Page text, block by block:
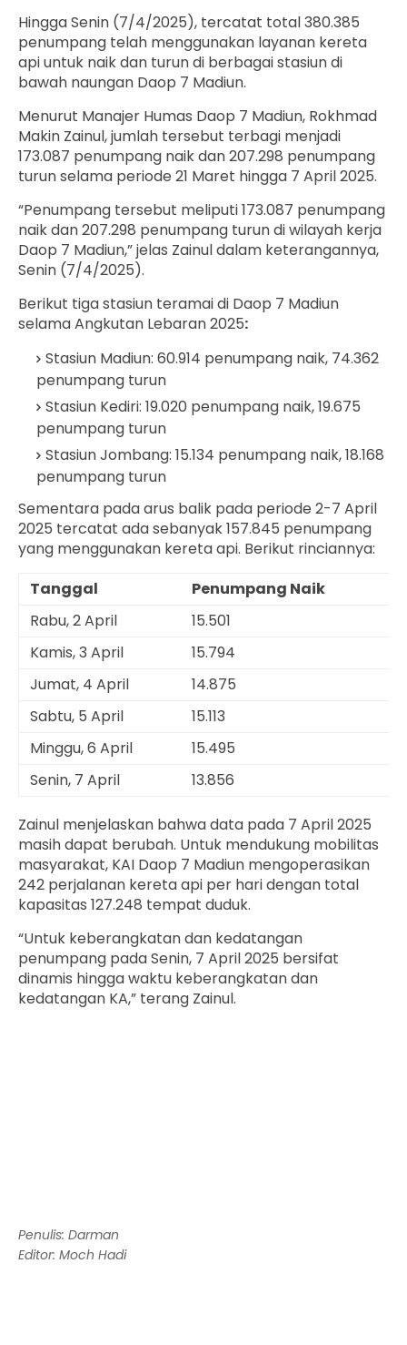
Hingga Senin (7/4/2025), tercatat total 380.385
penumpang telah menggunakan layanan kereta
api untuk naik dan turun di berbagai stasiun di
bawah naungan Daop 7 Madiun.
Menurut Manajer Humas Daop 7 Madiun, Rokhmad
Makin Zainul, jumlah tersebut terbagi menjadi
173.087 penumpang naik dan 207.298 penumpang
turun selama periode 21 Maret hingga 7 April 2025.
“Penumpang tersebut meliputi 173.087 penumpang
naik dan 207.298 penumpang turun di wilayah kerja
Daop 7 Madiun,” jelas Zainul dalam keterangannya,
Senin (7/4/2025).
Berikut tiga stasiun teramai di Daop 7 Madiun
selama Angkutan Lebaran 2025:
Stasiun Madiun: 60.914 penumpang naik, 74.362
penumpang turun
Stasiun Kediri: 19.020 penumpang naik, 19.675
penumpang turun
Stasiun Jombang: 15.134 penumpang naik, 18.168
penumpang turun
Sementara pada arus balik pada periode 2-7 April
2025 tercatat ada sebanyak 157.845 penumpang
yang menggunakan kereta api. Berikut rinciannya:
Tanggal
Penumpang Naik
Rabu, 2 April
15.501
Kamis, 3 April
15.794
Jumat, 4 April
14.875
Sabtu, 5 April
15.113
Minggu, 6 April
15.495
Senin, 7 April
13.856
Zainul menjelaskan bahwa data pada 7 April 2025
masih dapat berubah. Untuk mendukung mobilitas
masyarakat, KAI Daop 7 Madiun mengoperasikan
242 perjalanan kereta api per hari dengan total
kapasitas 127.248 tempat duduk.
“Untuk keberangkatan dan kedatangan
penumpang pada Senin, 7 April 2025 bersifat
dinamis hingga waktu keberangkatan dan
kedatangan KA,” terang Zainul.
Penulis: Darman
Editor: Moch Hadi